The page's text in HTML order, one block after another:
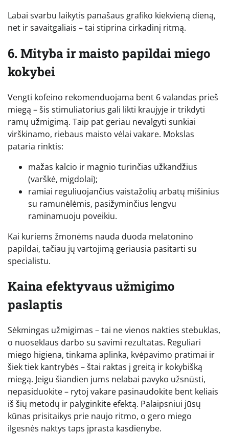
Labai svarbu laikytis panašaus grafiko kiekvieną dieną,
net ir savaitgaliais – tai stiprina cirkadinį ritmą.
6. Mityba ir maisto papildai miego
kokybei
Vengti kofeino rekomenduojama bent 6 valandas prieš
miegą – šis stimuliatorius gali likti kraujyje ir trikdyti
ramų užmigimą. Taip pat geriau nevalgyti sunkiai
virškinamo, riebaus maisto vėlai vakare. Mokslas
pataria rinktis:
mažas kalcio ir magnio turinčias užkandžius
(varškė, migdolai);
ramiai reguliuojančius vaistažolių arbatų mišinius
su ramunėlėmis, pasižyminčius lengvu
raminamuoju poveikiu.
Kai kuriems žmonėms nauda duoda melatonino
papildai, tačiau jų vartojimą geriausia pasitarti su
specialistu.
Kaina efektyvaus užmigimo
paslaptis
Sėkmingas užmigimas – tai ne vienos nakties stebuklas,
o nuoseklaus darbo su savimi rezultatas. Reguliari
miego higiena, tinkama aplinka, kvėpavimo pratimai ir
šiek tiek kantrybės – štai raktas į greitą ir kokybišką
miegą. Jeigu šiandien jums nelabai pavyko užsnūsti,
nepasiduokite – rytoj vakare pasinaudokite bent keliais
iš šių metodų ir palyginkite efektą. Palaipsniui jūsų
kūnas prisitaikys prie naujo ritmo, o gero miego
ilgesnės naktys taps įprasta kasdienybe.